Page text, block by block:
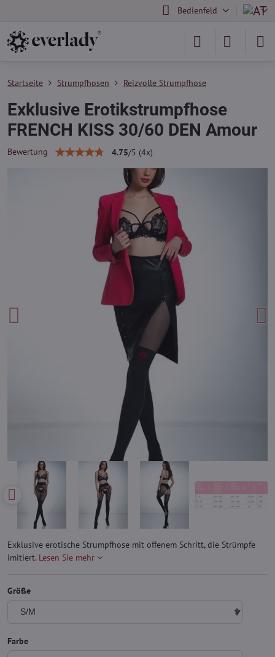
Bedienfeld
Startseite Strumpfhosen Reizvolle Strumpfhose
Exklusive Erotikstrumpfhose
FRENCH KISS 30/60 DEN Amour
Bewertung 4.75/5 (4x)
Exklusive erotische Strumpfhose mit offenem Schritt, die Strümpfe
imitiert. Lesen Sie mehr
Größe
Farbe